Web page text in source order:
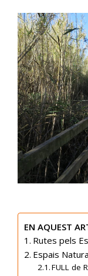
EN AQUEST
Rutes pels
Espais
FULL de